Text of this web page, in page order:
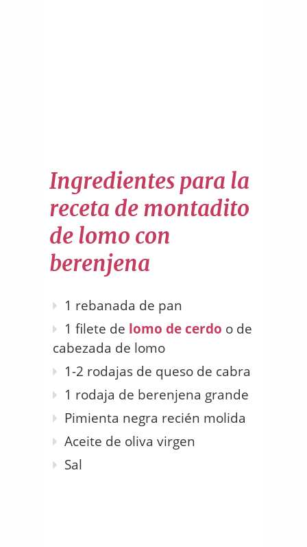
Ingredientes para la
receta de montadito
de lomo con
berenjena
1 rebanada de pan
1 filete de lomo de cerdo o de
cabezada de lomo
1-2 rodajas de queso de cabra
1 rodaja de berenjena grande
Pimienta negra recién molida
Aceite de oliva virgen
Sal